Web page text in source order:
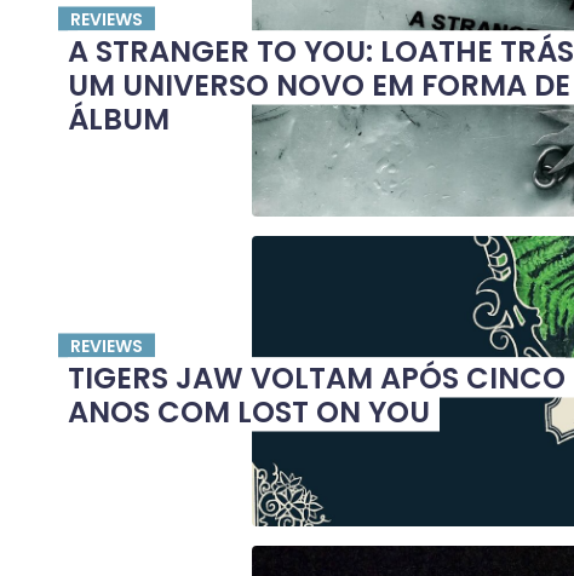
REVIEWS
A STRANGER TO YOU: LOATHE TRÁS
UM UNIVERSO NOVO EM FORMA DE
ÁLBUM
REVIEWS
TIGERS JAW VOLTAM APÓS CINCO
ANOS COM LOST ON YOU